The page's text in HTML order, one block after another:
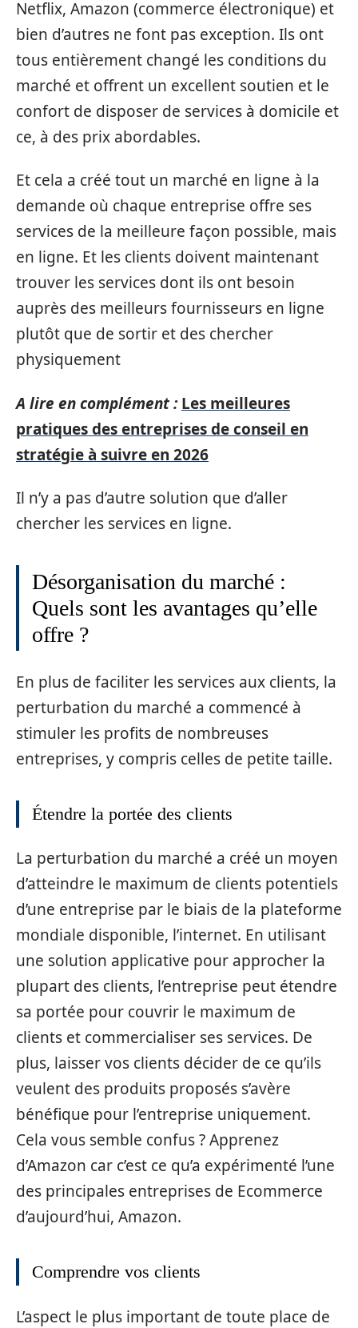
Netflix, Amazon (commerce électronique) et
bien d’autres ne font pas exception. Ils ont
tous entièrement changé les conditions du
marché et offrent un excellent soutien et le
confort de disposer de services à domicile et
ce, à des prix abordables.
Et cela a créé tout un marché en ligne à la
demande où chaque entreprise offre ses
services de la meilleure façon possible, mais
en ligne. Et les clients doivent maintenant
trouver les services dont ils ont besoin
auprès des meilleurs fournisseurs en ligne
plutôt que de sortir et des chercher
physiquement
A lire en complément : Les meilleures
pratiques des entreprises de conseil en
stratégie à suivre en 2026
Il n’y a pas d’autre solution que d’aller
chercher les services en ligne.
Désorganisation du marché :
Quels sont les avantages qu’elle
offre ?
En plus de faciliter les services aux clients, la
perturbation du marché a commencé à
stimuler les profits de nombreuses
entreprises, y compris celles de petite taille.
Étendre la portée des clients
La perturbation du marché a créé un moyen
d’atteindre le maximum de clients potentiels
d’une entreprise par le biais de la plateforme
mondiale disponible, l’internet. En utilisant
une solution applicative pour approcher la
plupart des clients, l’entreprise peut étendre
sa portée pour couvrir le maximum de
clients et commercialiser ses services. De
plus, laisser vos clients décider de ce qu’ils
veulent des produits proposés s’avère
bénéfique pour l’entreprise uniquement.
Cela vous semble confus ? Apprenez
d’Amazon car c’est ce qu’a expérimenté l’une
des principales entreprises de Ecommerce
d’aujourd’hui, Amazon.
Comprendre vos clients
L’aspect le plus important de toute place de